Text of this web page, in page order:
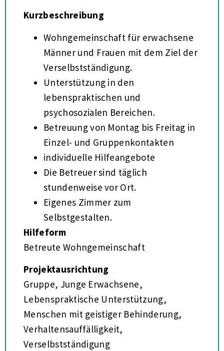
Kurzbeschreibung
Wohngemeinschaft für erwachsene
Männer und Frauen mit dem Ziel der
Verselbstständigung.
Unterstützung in den
lebenspraktischen und
psychosozialen Bereichen.
Betreuung von Montag bis Freitag in
Einzel- und Gruppenkontakten
individuelle Hilfeangebote
Die Betreuer sind täglich
stundenweise vor Ort.
Eigenes Zimmer zum
Selbstgestalten.
Hilfeform
Betreute Wohngemeinschaft
Projektausrichtung
Gruppe, Junge Erwachsene,
Lebenspraktische Unterstützung,
Menschen mit geistiger Behinderung,
Verhaltensauffälligkeit,
Verselbstständigung